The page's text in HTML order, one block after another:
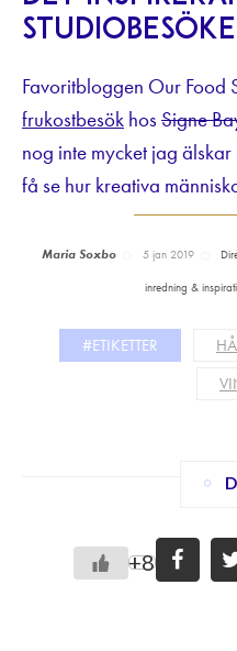
Favoritbloggen Our Food
frukostbesök hosSigne
nog inte mycket jag
få se hur kreativa
Maria Soxbo 5 jan 2019
inredning &
#ETIKETTER
+8